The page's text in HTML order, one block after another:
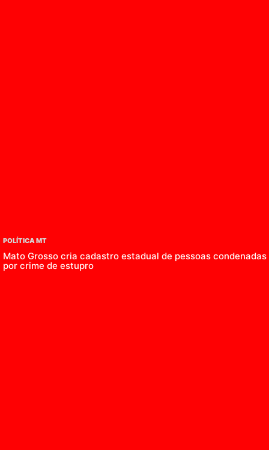
POLÍTICA MT
Mato Grosso cria cadastro estadual de pessoas condenadas
por crime de estupro